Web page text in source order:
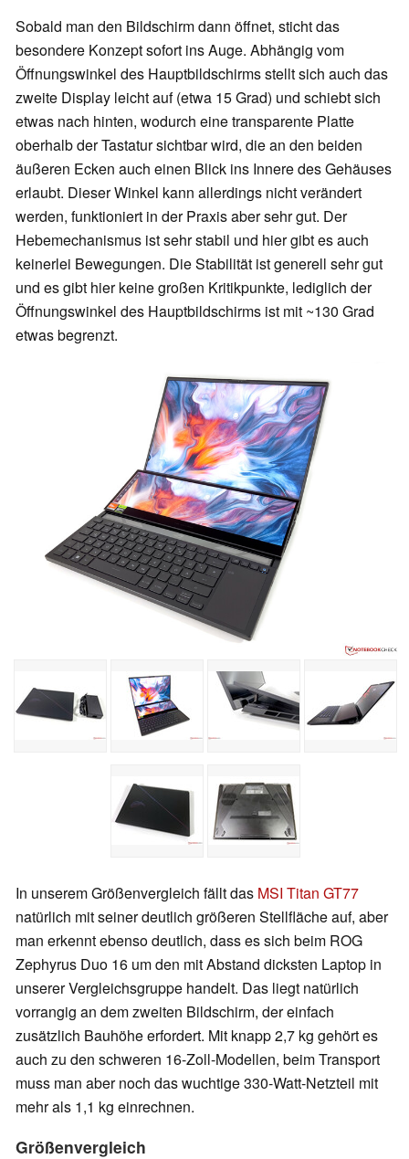
Sobald man den Bildschirm dann öffnet, sticht das
besondere Konzept sofort ins Auge. Abhängig vom
Öffnungswinkel des Hauptbildschirms stellt sich auch das
zweite Display leicht auf (etwa 15 Grad) und schiebt sich
etwas nach hinten, wodurch eine transparente Platte
oberhalb der Tastatur sichtbar wird, die an den beiden
äußeren Ecken auch einen Blick ins Innere des Gehäuses
erlaubt. Dieser Winkel kann allerdings nicht verändert
werden, funktioniert in der Praxis aber sehr gut. Der
Hebemechanismus ist sehr stabil und hier gibt es auch
keinerlei Bewegungen. Die Stabilität ist generell sehr gut
und es gibt hier keine großen Kritikpunkte, lediglich der
Öffnungswinkel des Hauptbildschirms ist mit ~130 Grad
etwas begrenzt.
In unserem Größenvergleich fällt das MSI Titan GT77
natürlich mit seiner deutlich größeren Stellfläche auf, aber
man erkennt ebenso deutlich, dass es sich beim ROG
Zephyrus Duo 16 um den mit Abstand dicksten Laptop in
unserer Vergleichsgruppe handelt. Das liegt natürlich
vorrangig an dem zweiten Bildschirm, der einfach
zusätzlich Bauhöhe erfordert. Mit knapp 2,7 kg gehört es
auch zu den schweren 16-Zoll-Modellen, beim Transport
muss man aber noch das wuchtige 330-Watt-Netzteil mit
mehr als 1,1 kg einrechnen.
Größenvergleich